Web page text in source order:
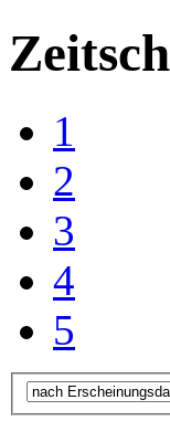
1
2
3
4
5